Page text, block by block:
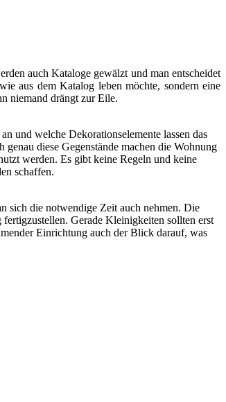
auch Kataloge gewälzt und man entscheidet
aus dem Katalog leben möchte, sondern eine
niemand drängt zur Eile.
und welche Dekorationselemente lassen das
diese Gegenstände machen die Wohnung
werden. Es gibt keine Regeln und keine
schaffen.
sich die notwendige Zeit auch nehmen. Die
Gerade Kleinigkeiten sollten erst
Einrichtung auch der Blick darauf, was